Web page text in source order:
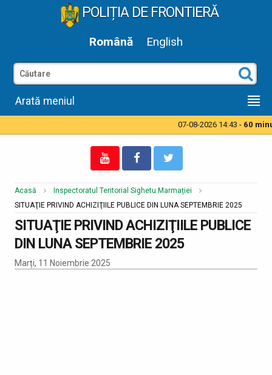
POLIȚIA DE FRONTIERĂ
Română English
Arată meniul
07-08-2026 14:43 - 60
Acasă
Inspectoratul Teritorial Sighetu Marmației
SITUAŢIE PRIVIND ACHIZIŢIILE PUBLICE DIN LUNA SEPTEMBRIE 2025
SITUAŢIE PRIVIND ACHIZIŢIILE PUBLICE
DIN LUNA SEPTEMBRIE 2025
Marți, 11 Noiembrie 2025